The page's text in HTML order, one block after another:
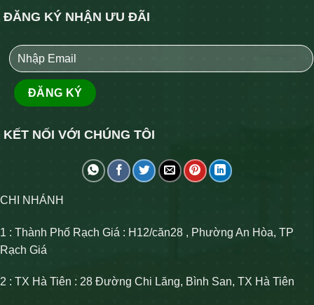
ĐĂNG KÝ NHẬN ƯU ĐÃI
KẾT NỐI VỚI CHÚNG TÔI
CHI NHÁNH
1 : Thành Phố Rạch Giá : H12/căn28 , Phường An Hòa, TP
Rạch Giá
2 : TX Hà Tiên : 28 Đường Chi Lăng, Bình San, TX Hà Tiên